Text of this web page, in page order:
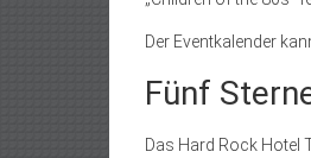
Der Eventkalender
Fünf
Das Hard Rock Hotel